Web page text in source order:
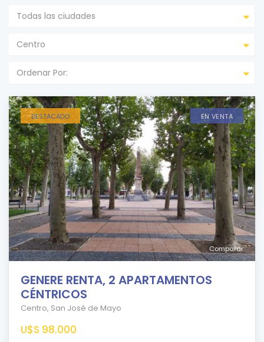
Todas las ciudades
Centro
Ordenar Por:
Comparar
DESTACADO EN VENTA
GENERE RENTA, 2 APARTAMENTOS
CÉNTRICOS
Centro, San José de Mayo
U$S 98.000